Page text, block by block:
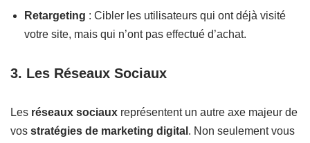
Retargeting : Cibler les utilisateurs qui ont déjà visité
votre site, mais qui n’ont pas effectué d’achat.
3. Les Réseaux Sociaux
Les réseaux sociaux représentent un autre axe majeur de
vos stratégies de marketing digital . Non seulement vous